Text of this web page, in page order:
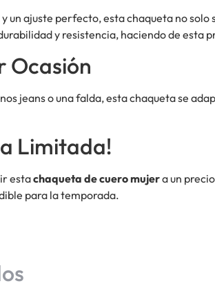
un ajuste perfecto, esta chaqueta no
y resistencia, haciendo de esta
Ocasión
jeans o una falda, esta chaqueta se
Limitada!
estachaqueta de cuero mujera un
para la temporada.